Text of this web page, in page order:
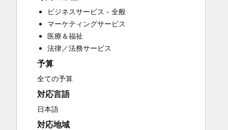
Email Marketing
Full Inbound Marketing Services
Paid Advertising
Programmable Automation
ビジネスサービス - 全般
マーケティングサービス
医療＆福祉
法律／法務サービス
予算
全ての予算
対応言語
日本語
対応地域